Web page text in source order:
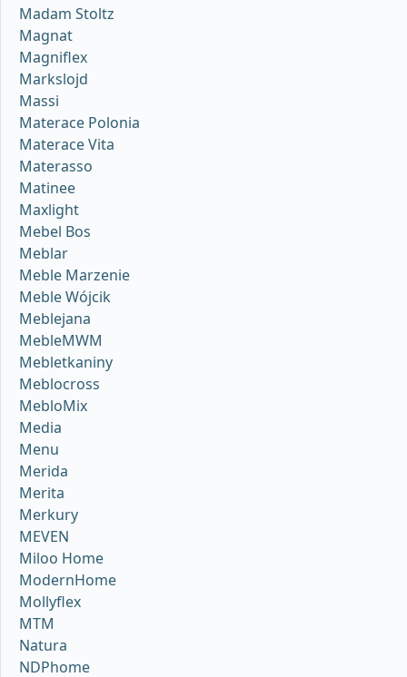
Madam Stoltz
Magnat
Magniflex
Markslojd
Massi
Materace Polonia
Materace Vita
Materasso
Matinee
Maxlight
Mebel Bos
Meblar
Meble Marzenie
Meble Wójcik
Meblejana
MebleMWM
Mebletkaniny
Meblocross
MebloMix
Media
Menu
Merida
Merita
Merkury
MEVEN
Miloo Home
ModernHome
Mollyflex
MTM
Natura
NDPhome